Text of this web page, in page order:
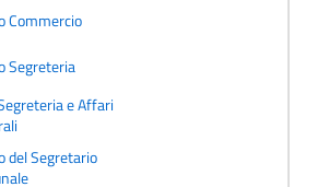
Commercio
Segreteria
e Affari
del Segretario